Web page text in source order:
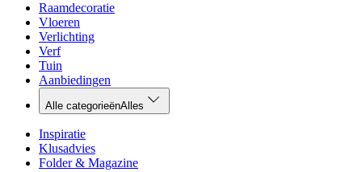
Raamdecoratie
Vloeren
Verlichting
Verf
Tuin
Aanbiedingen
Alle categorieënAlles
Inspiratie
Klusadvies
Folder & Magazine